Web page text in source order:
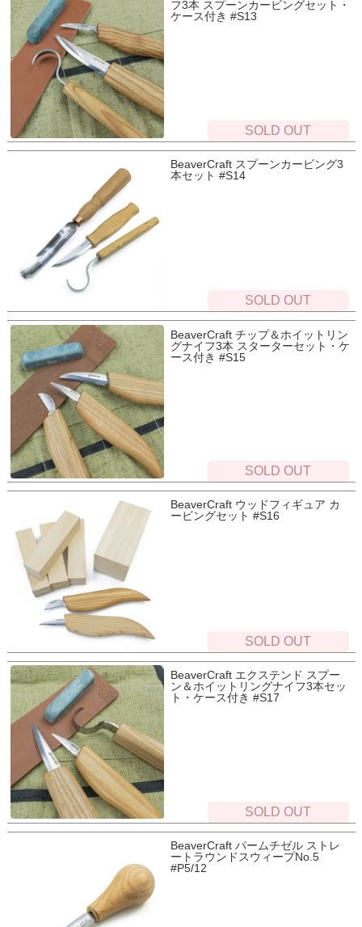
フ3本 スプーンカービングセット・
ケース付き #S13
SOLD OUT
BeaverCraft スプーンカービング3
本セット #S14
SOLD OUT
BeaverCraft チップ＆ホイットリン
グナイフ3本 スターターセット・ケ
ース付き #S15
SOLD OUT
BeaverCraft ウッドフィギュア カ
ービングセット #S16
SOLD OUT
BeaverCraft エクステンド スプー
ン＆ホイットリングナイフ3本セッ
ト・ケース付き #S17
SOLD OUT
BeaverCraft パームチゼル ストレ
ートラウンドスウィープNo.5
#P5/12